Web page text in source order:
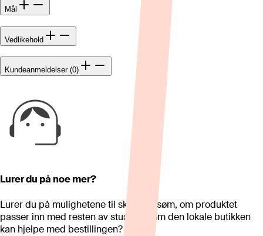
Mål
Vedlikehold
Kundeanmeldelser (0)
Lurer du på noe mer?
Lurer du på mulighetene til skreddersøm, om produktet
passer inn med resten av stua eller om den lokale butikken
kan hjelpe med bestillingen?